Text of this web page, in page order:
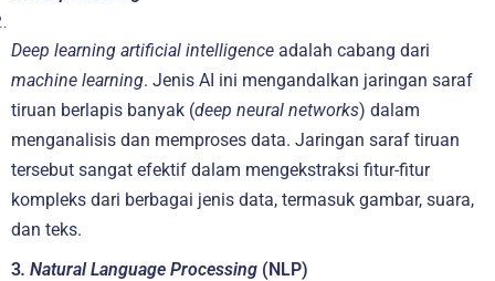
Deep learning artificial intelligence adalah cabang dari
machine learning. Jenis AI ini mengandalkan jaringan saraf
tiruan berlapis banyak (deep neural networks) dalam
menganalisis dan memproses data. Jaringan saraf tiruan
tersebut sangat efektif dalam mengekstraksi fitur-fitur
kompleks dari berbagai jenis data, termasuk gambar, suara,
dan teks.
3. Natural Language Processing (NLP)